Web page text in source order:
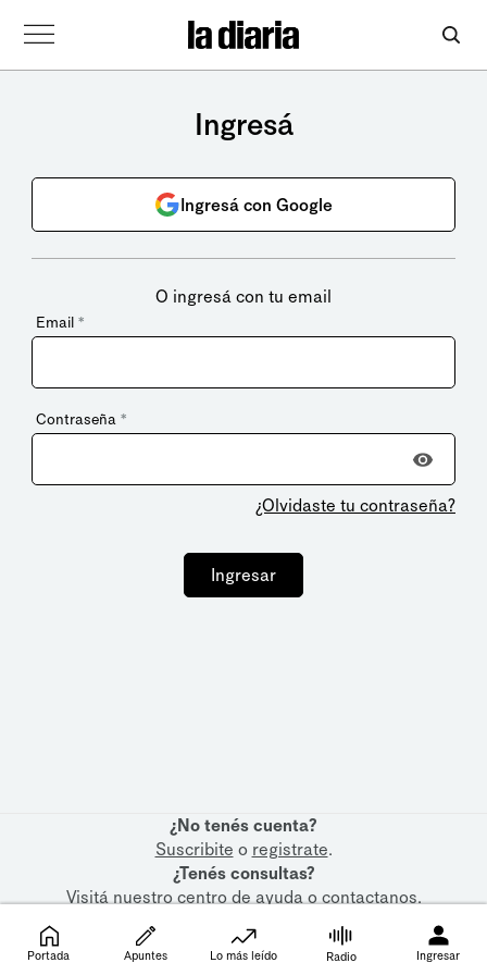
Ingresá
Ingresá con Google
O ingresá con tu email
Email *
Contraseña *
¿Olvidaste tu contraseña?
Ingresar
¿No tenés cuenta?
Suscribite o registrate.
¿Tenés consultas?
Visitá nuestrocentro de ayudaocontactanos.
Portada Apuntes Lo más leído Radio Ingresar